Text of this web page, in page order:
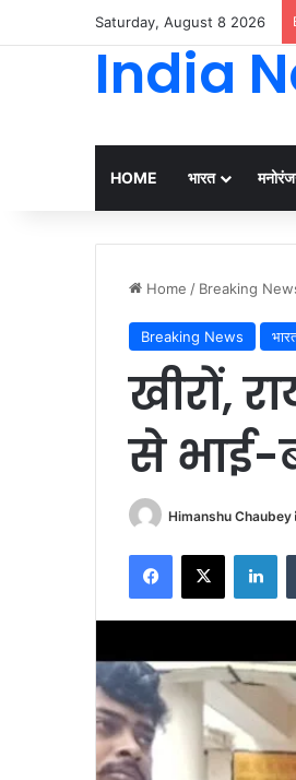
Saturday, August 8 2026
India
HOME भारत
Home / Breaking
Breaking News
खीरों,
से भाई-
Himanshu Chaubey